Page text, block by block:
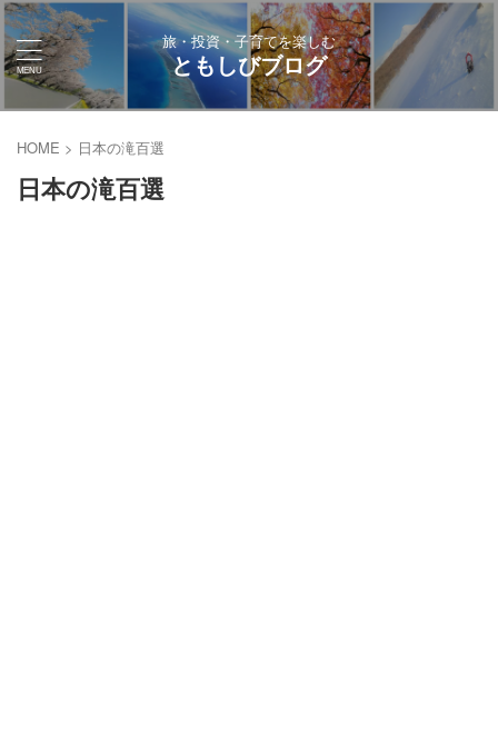
旅・投資・子育てを楽しむ
ともしびブログ
HOME > 日本の滝百選
日本の滝百選